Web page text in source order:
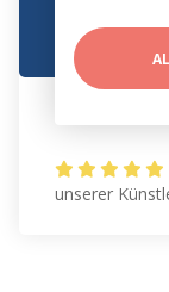
unserer